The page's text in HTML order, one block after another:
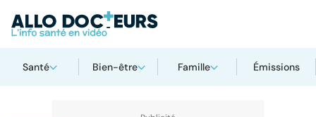
Santé Bien-être Famille Émissions